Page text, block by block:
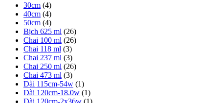
30cm (4)
40cm (4)
50cm (4)
Bịch 625 ml (26)
Chai 100 ml (26)
Chai 118 ml (3)
Chai 237 ml (3)
Chai 250 ml (26)
Chai 473 ml (3)
Dài 115cm-54w (1)
Dài 120cm-18.0w (1)
Dài 120cm-2x36w (1)